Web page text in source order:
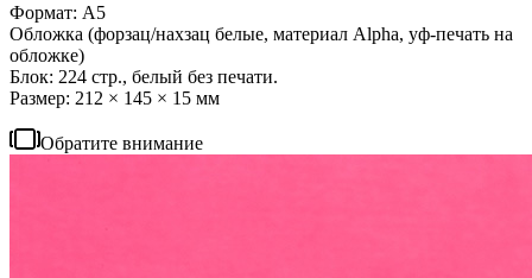
Формат: А5
Обложка (форзац/нахзац белые, материал Alpha, уф-печать на
обложке)
Блок: 224 стр., белый без печати.
Размер: 212 × 145 × 15 мм
Обратите внимание